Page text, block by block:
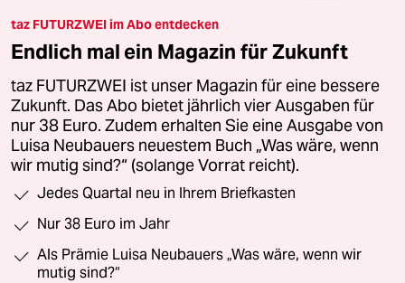
taz FUTURZWEI im Abo entdecken
Endlich mal ein Magazin für Zukunft
taz FUTURZWEI ist unser Magazin für eine bessere
Zukunft. Das Abo bietet jährlich vier Ausgaben für
nur 38 Euro. Zudem erhalten Sie eine Ausgabe von
Luisa Neubauers neuestem Buch „Was wäre, wenn
wir mutig sind?“ (solange Vorrat reicht).
Jedes Quartal neu in Ihrem Briefkasten
Nur 38 Euro im Jahr
Als Prämie Luisa Neubauers „Was wäre, wenn wir
mutig sind?“